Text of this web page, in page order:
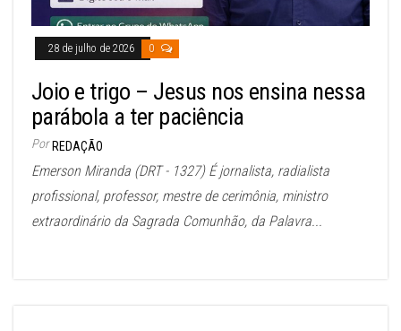
28 de julho de 2026 0
Joio e trigo – Jesus nos ensina nessa
parábola a ter paciência
Por REDAÇÃO
Emerson Miranda (DRT - 1327) É jornalista, radialista
profissional, professor, mestre de cerimônia, ministro
extraordinário da Sagrada Comunhão, da Palavra...